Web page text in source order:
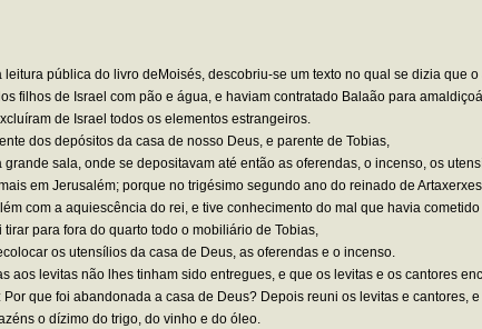
pública do livro deMoisés, descobriu-se um texto no qual se dizia que
filhos de Israel com pão e água, e haviam contratado Balaão para
de Israel todos os elementos estrangeiros.
dos depósitos da casa de nosso Deus, e parente de Tobias,
sala, onde se depositavam até então as oferendas, o incenso, os
em Jerusalém; porque no trigésimo segundo ano do reinado de
com a aquiescência do rei, e tive conhecimento do mal que havia
para fora do quarto todo o mobiliário de Tobias,
os utensílios da casa de Deus, as oferendas e o incenso.
aos levitas não lhes tinham sido entregues, e que os levitas e os cantores
que foi abandonada a casa de Deus? Depois reuni os levitas e cantores,
o dízimo do trigo, do vinho e do óleo.